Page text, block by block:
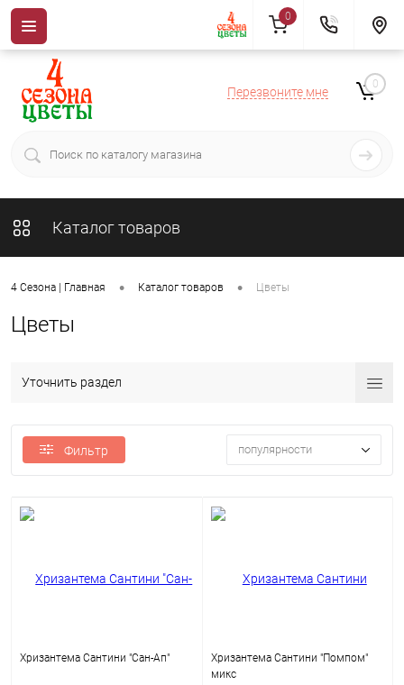
Перезвоните мне
0
Каталог товаров
4 Сезона | Главная • Каталог товаров • Цветы
Цветы
Уточнить раздел
Фильтр популярности
Хризантема Сантини "Сан-Ап"
Хризантема Сантини "Помпом"
микс
0